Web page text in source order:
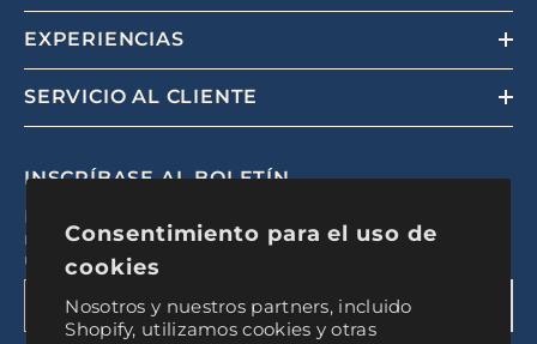
Consentimiento para el uso de
cookies
Nosotros y nuestros partners, incluido
Shopify, utilizamos cookies y otras
EXPERIENCIAS
SERVICIO AL CLIENTE
INSCRÍBASE AL BOLETÍN
Regístrese para recibir actualizaciones exclusivas,
nuevas experiencias y descuentos exclusivos para
usuarios internos
ENTREGAR